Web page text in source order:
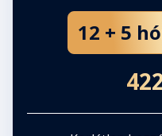
12 + 5